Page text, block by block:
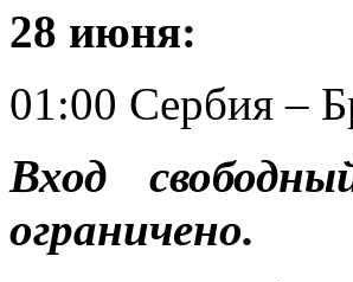
28 июня:
01:00 Сербия –
Вход
ограничено.